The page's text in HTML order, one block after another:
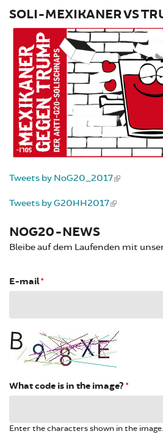
SOLI-MEXIKANER VS
Tweets by NoG20_2017
Tweets by G20HH2017
NOG20-NEWS
Bleibe auf dem Laufenden mit
E-mail*
What code is in the image? *
Enter the characters shown in the image.